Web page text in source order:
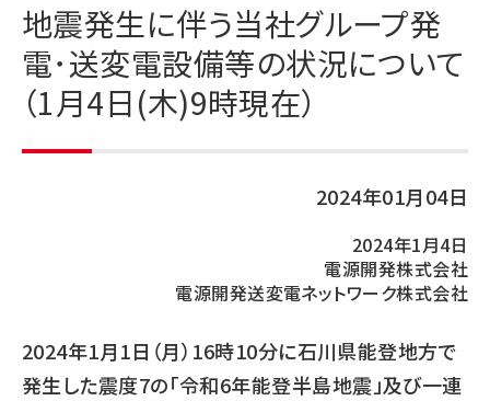
地震発生に伴う当社グループ発
電･送変電設備等の状況について
（1月4日(木)9時現在）
2024年01月04日
2024年1月4日
電源開発株式会社
電源開発送変電ネットワーク株式会社
2024年1月1日（月）16時10分に石川県能登地方で
発生した震度7の「令和6年能登半島地震」及び一連